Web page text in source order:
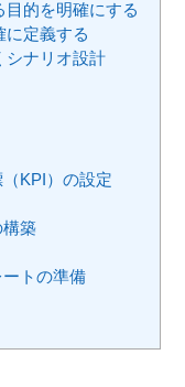
的を明確にする
に定義する
シナリオ設計
KPI）の設定
築
トの準備